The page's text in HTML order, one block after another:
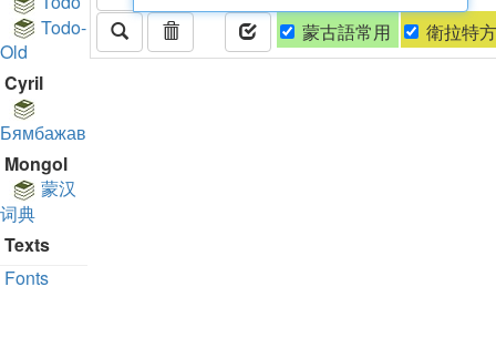
Todo-
Old
Cyril
Бямбажав
Mongol
蒙汉
词典
Texts
Fonts
蒙古語常用 衛拉特